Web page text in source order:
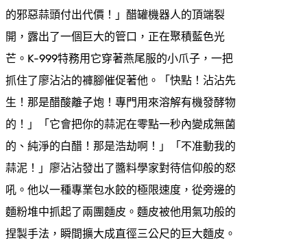
的邪惡蒜頭付出代價！」醋罐機器人的頂端裂
開，露出了一個巨大的管口，正在聚積藍色光
芒。K-999特務用它穿著燕尾服的小爪子，一把
抓住了廖沾沾的褲腳催促著他。「快點！沾沾先
生！那是醋酸離子炮！專門用來溶解有機發酵物
的！」「它會把你的蒜泥在零點一秒內變成無菌
的、純淨的白醋！那是浩劫啊！」「不准動我的
蒜泥！」廖沾沾發出了醬料學家對待信仰般的怒
吼。他以一種專業包水餃的極限速度，從旁邊的
麵粉堆中抓起了兩團麵皮。麵皮被他用氣功般的
捏製手法，瞬間擴大成直徑三公尺的巨大麵皮。